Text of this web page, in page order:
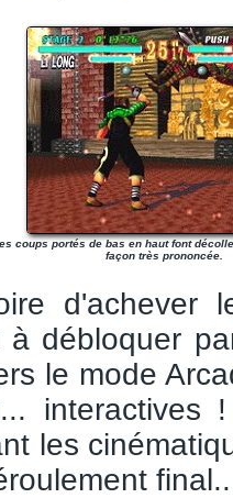
coups portés de bas en haut font
façon très prononcée.
d'achever
à débloquer
le mode
interactives
les